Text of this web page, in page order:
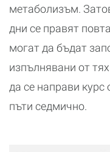
метаболизъм.
дни се правят
могат да бъдат
изпълнявани от
да се направи
пъти седмично.